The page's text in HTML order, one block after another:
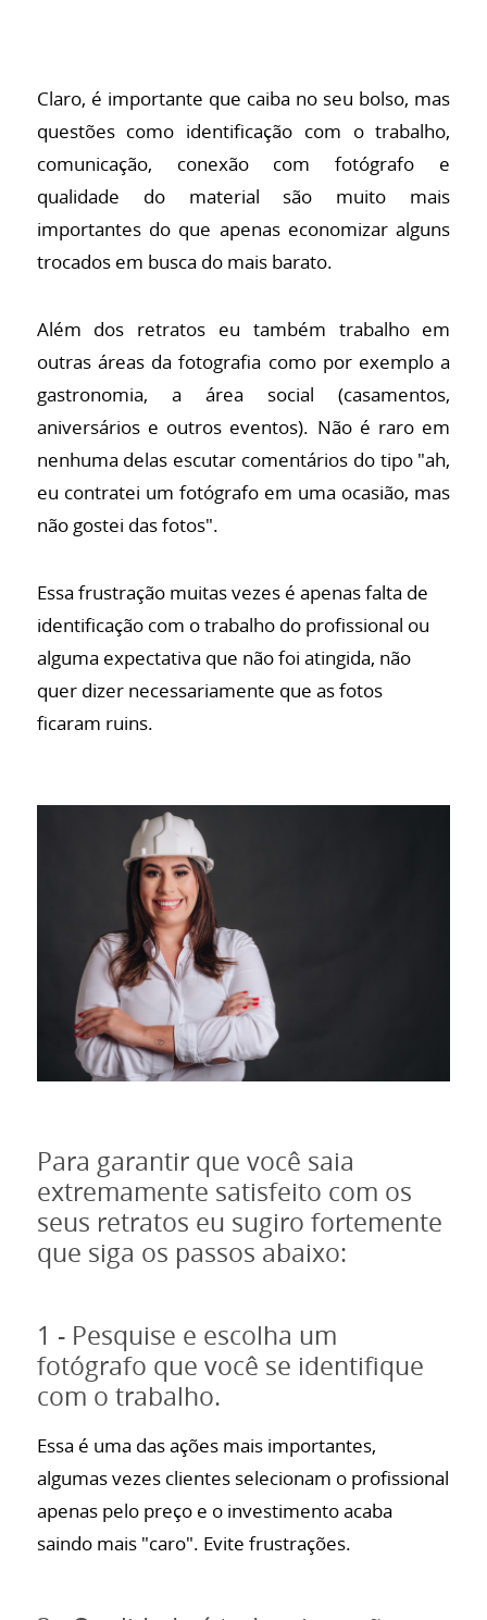
Claro, é importante que caiba no seu bolso, mas
questões como identificação com o trabalho,
comunicação, conexão com fotógrafo e
qualidade do material são muito mais
importantes do que apenas economizar alguns
trocados em busca do mais barato.
Além dos retratos eu também trabalho em
outras áreas da fotografia como por exemplo a
gastronomia, a área social (casamentos,
aniversários e outros eventos). Não é raro em
nenhuma delas escutar comentários do tipo "ah,
eu contratei um fotógrafo em uma ocasião, mas
não gostei das fotos".
Essa frustração muitas vezes é apenas falta de
identificação com o trabalho do profissional ou
alguma expectativa que não foi atingida, não
quer dizer necessariamente que as fotos
ficaram ruins.
Para garantir que você saia
extremamente satisfeito com os
seus retratos eu sugiro fortemente
que siga os passos abaixo:
1 - Pesquise e escolha um
fotógrafo que você se identifique
com o trabalho.
Essa é uma das ações mais importantes,
algumas vezes clientes selecionam o profissional
apenas pelo preço e o investimento acaba
saindo mais "caro". Evite frustrações.